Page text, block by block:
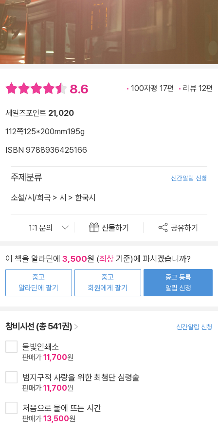
8.6 100자평 17편 리뷰 12편
세일즈포인트 21,020
112쪽125*200mm195g
ISBN 9788936425166
주제분류 신간알림 신청
소설/시/희곡 > 시 > 한국시
선물하기 공유하기
이 책을 알라딘에 3,500원 (최상 기준)에 파시겠습니까?
중고
알라딘에 팔기
중고
회원에게 팔기
중고 등록
알림 신청
창비시선 (총 541권) 신간알림 신청
물빛인쇄소
판매가11,700원
범지구적 사랑을 위한 최첨단 심령술
판매가11,700원
처음으로 물에 뜨는 시간
판매가13,500원